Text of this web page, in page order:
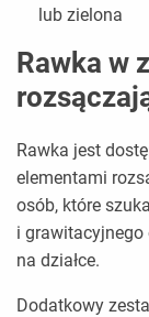
lub zielona
Rawka w
Rawka jest
elementami
osób, które
i
na działce.
Dodatkowy